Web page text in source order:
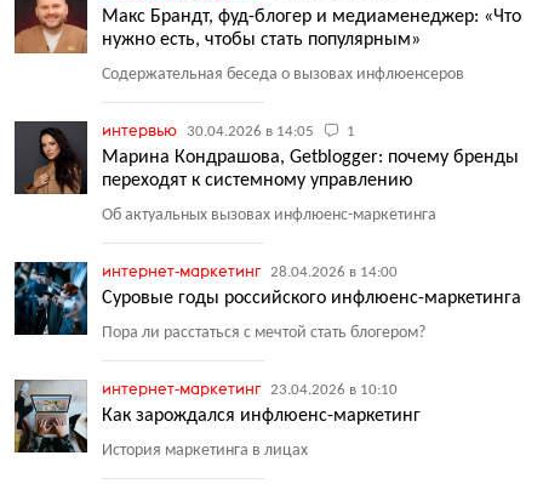
Макс Брандт, фуд-блогер и медиаменеджер: «Что
нужно есть, чтобы стать популярным»
Содержательная беседа о вызовах инфлюенсеров
интервью 30.04.2026 в 14:05 1
Марина Кондрашова, Getblogger: почему бренды
переходят к системному управлению
Об актуальных вызовах инфлюенс-маркетинга
интернет-маркетинг 28.04.2026 в 14:00
Суровые годы российского инфлюенс-маркетинга
Пора ли расстаться с мечтой стать блогером?
интернет-маркетинг 23.04.2026 в 10:10
Как зарождался инфлюенс-маркетинг
История маркетинга в лицах